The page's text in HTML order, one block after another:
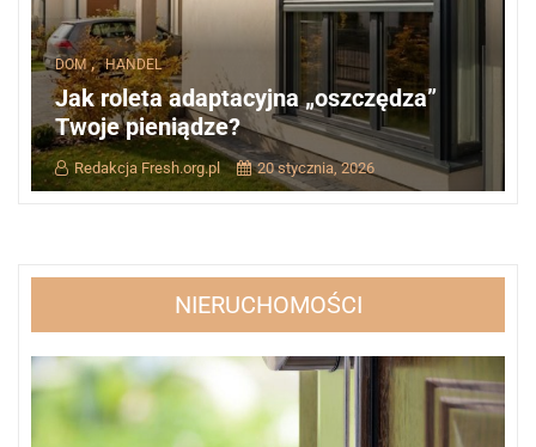
DOM, HANDEL
Jak roleta adaptacyjna „oszczędza”
Twoje pieniądze?
Redakcja Fresh.org.pl 20 stycznia, 2026
NIERUCHOMOŚCI